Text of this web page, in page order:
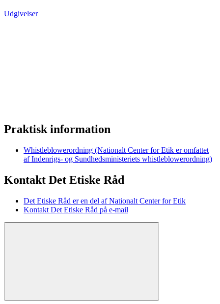
Udgivelser
Praktisk information
Whistleblowerordning (Nationalt Center for Etik er omfattet
af Indenrigs- og Sundhedsministeriets whistleblowerordning)
Kontakt Det Etiske Råd
Det Etiske Råd er en del af Nationalt Center for Etik
Kontakt Det Etiske Råd på e-mail